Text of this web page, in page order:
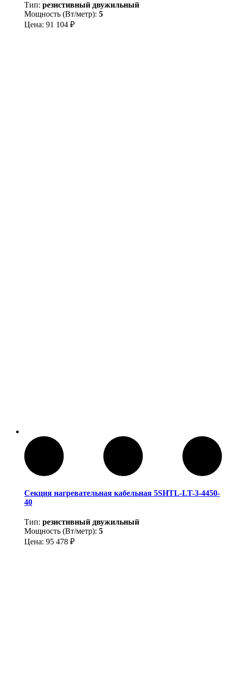
Тип: резистивный двужильный
Мощность (Вт/метр): 5
Цена: 91 104 ₽
Секция нагревательная кабельная 5SHTL-LT-3-4450-
40
Тип: резистивный двужильный
Мощность (Вт/метр): 5
Цена: 95 478 ₽